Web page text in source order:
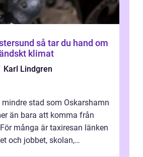
du hand om
klimat
Karl Lindgren
stad som Oskarshamn
än bara att komma från
många är taxiresan länken
och jobbet, skolan,